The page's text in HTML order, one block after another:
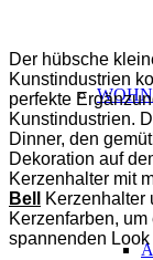
Der hübsche
Kunstindustrien
perfekte
Kunstindustrien.
Dinner, den
Dekoration auf
Kerzenhalter mit
Bell
Kerzenhalter
Kerzenfarben,
spannenden